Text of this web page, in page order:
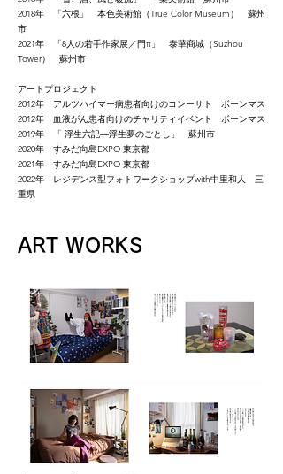
2018年 「六根」 本色美術館（True Color Museum） 蘇州
市
2021年 「8人の若手作家展／門π」 泰華商城（Suzhou
Tower） 蘇州市
アートプロジェクト
2012年 アルツハイマー病患者向けのコンーサト ボーンマス
2012年 血液がん患者向けのチャリティイベント ボーンマス
2019年 「 浮生六記―浮生夢のごとし」 蘇州市
2020年 すみだ向島EXPO 東京都
2021年 すみだ向島EXPO 東京都
2022年 レジデンス型フォトワークショップwith中里和人 三
重県
ART WORKS